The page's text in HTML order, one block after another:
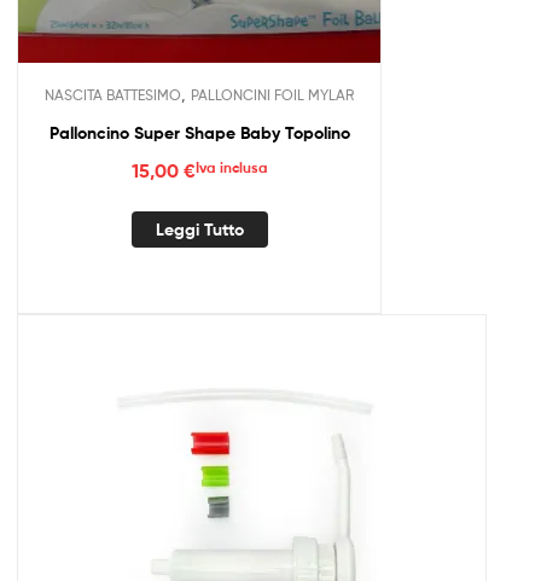
NASCITA BATTESIMO PALLONCINI FOIL MYLAR
Palloncino Super Shape Baby Topolino
15,00 €Iva inclusa
Leggi Tutto